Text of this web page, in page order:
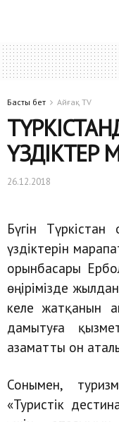
Басты бет Айғақ TV
ҮЗДІКТЕР
26.12.2018
Бүгін
үздіктерін
орынбасары
өңірімізде
келе жатқанын
дамытуға
азаматты он
Сонымен,
«Туристік